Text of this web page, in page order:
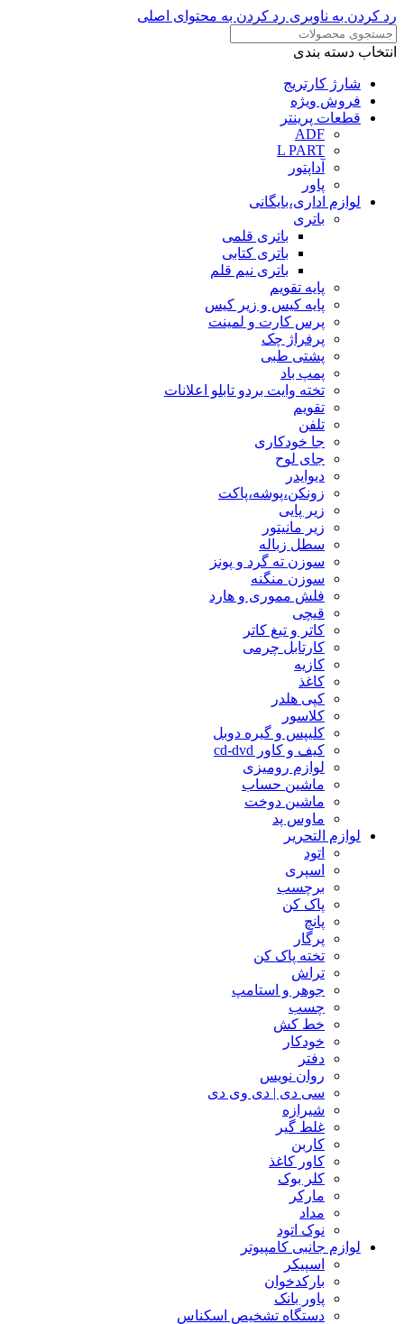
رد کردن به ناوبری رد کردن به محتوای اصلی
انتخاب دسته بندی
شارژ کارتریج
فروش ویژه
قطعات پرینتر
ADF
L PART
آداپتور
پاور
لوازم اداری،بایگانی
باتری
باتری قلمی
باتری کتابی
باتری نیم قلم
پایه تقویم
پایه کیس و زیر کیس
پرس کارت و لمینت
پرفراژ چک
پشتی طبی
پمپ باد
تخته وایت بردو تابلو اعلانات
تقویم
تلفن
جا خودکاری
جای لوح
دیوایدر
زونکن،پوشه،پاکت
زیر پایی
زیر مانیتور
سطل زباله
سوزن ته گرد و پونز
سوزن منگنه
فلش مموری و هارد
قیچی
کاتر و تیغ کاتر
کارتابل چرمی
کازیه
کاغذ
کپی هلدر
کلاسور
کلیپس و گیره دوبل
کیف و کاور cd-dvd
لوازم رومیزی
ماشین حساب
ماشین دوخت
ماوس پد
لوازم التحریر
اتود
اسپری
برچسب
پاک کن
پانچ
پرگار
تخته پاک کن
تراش
جوهر و استامپ
چسب
خط کش
خودکار
دفتر
روان نویس
سی دی | دی وی دی
شیرازه
غلط گیر
کاربن
کاور کاغذ
کلر بوک
مارکر
مداد
نوک اتود
لوازم جانبی کامپیوتر
اسپیکر
بارکدخوان
پاور بانک
دستگاه تشخیص اسکناس